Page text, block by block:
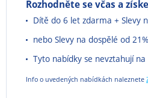
Rozhodněte se včas a
Dítě do 6 let zdarma + Slevy
nebo Slevy na dospělé od 21%
Tyto nabídky se nevztahují na
Info o uvedených nabídkách naleznete